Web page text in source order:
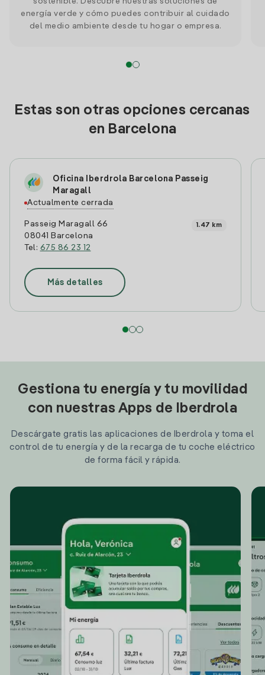
energía verde y cómo puedes contribuir al cuidado
del medio ambiente desde tu hogar o empresa.
Estas son otras opciones cercanas
en Barcelona
Oficina Iberdrola Barcelona Passeig
Maragall
Actualmente cerrada
Passeig Maragall 66
08041 Barcelona
Tel: 675 86 23 12
1.47 km
Más detalles
Gestiona tu energía y tu movilidad
con nuestras Apps de Iberdrola
Descárgate gratis las aplicaciones de Iberdrola y toma el
control de tu energía y de la recarga de tu coche eléctrico
de forma fácil y rápida.